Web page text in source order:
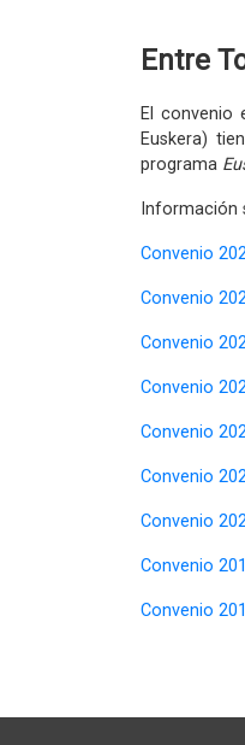
Entre
El convenio
Euskera)
programa
Información
Convenio
Convenio
Convenio
Convenio
Convenio
Convenio
Convenio
Convenio
Convenio